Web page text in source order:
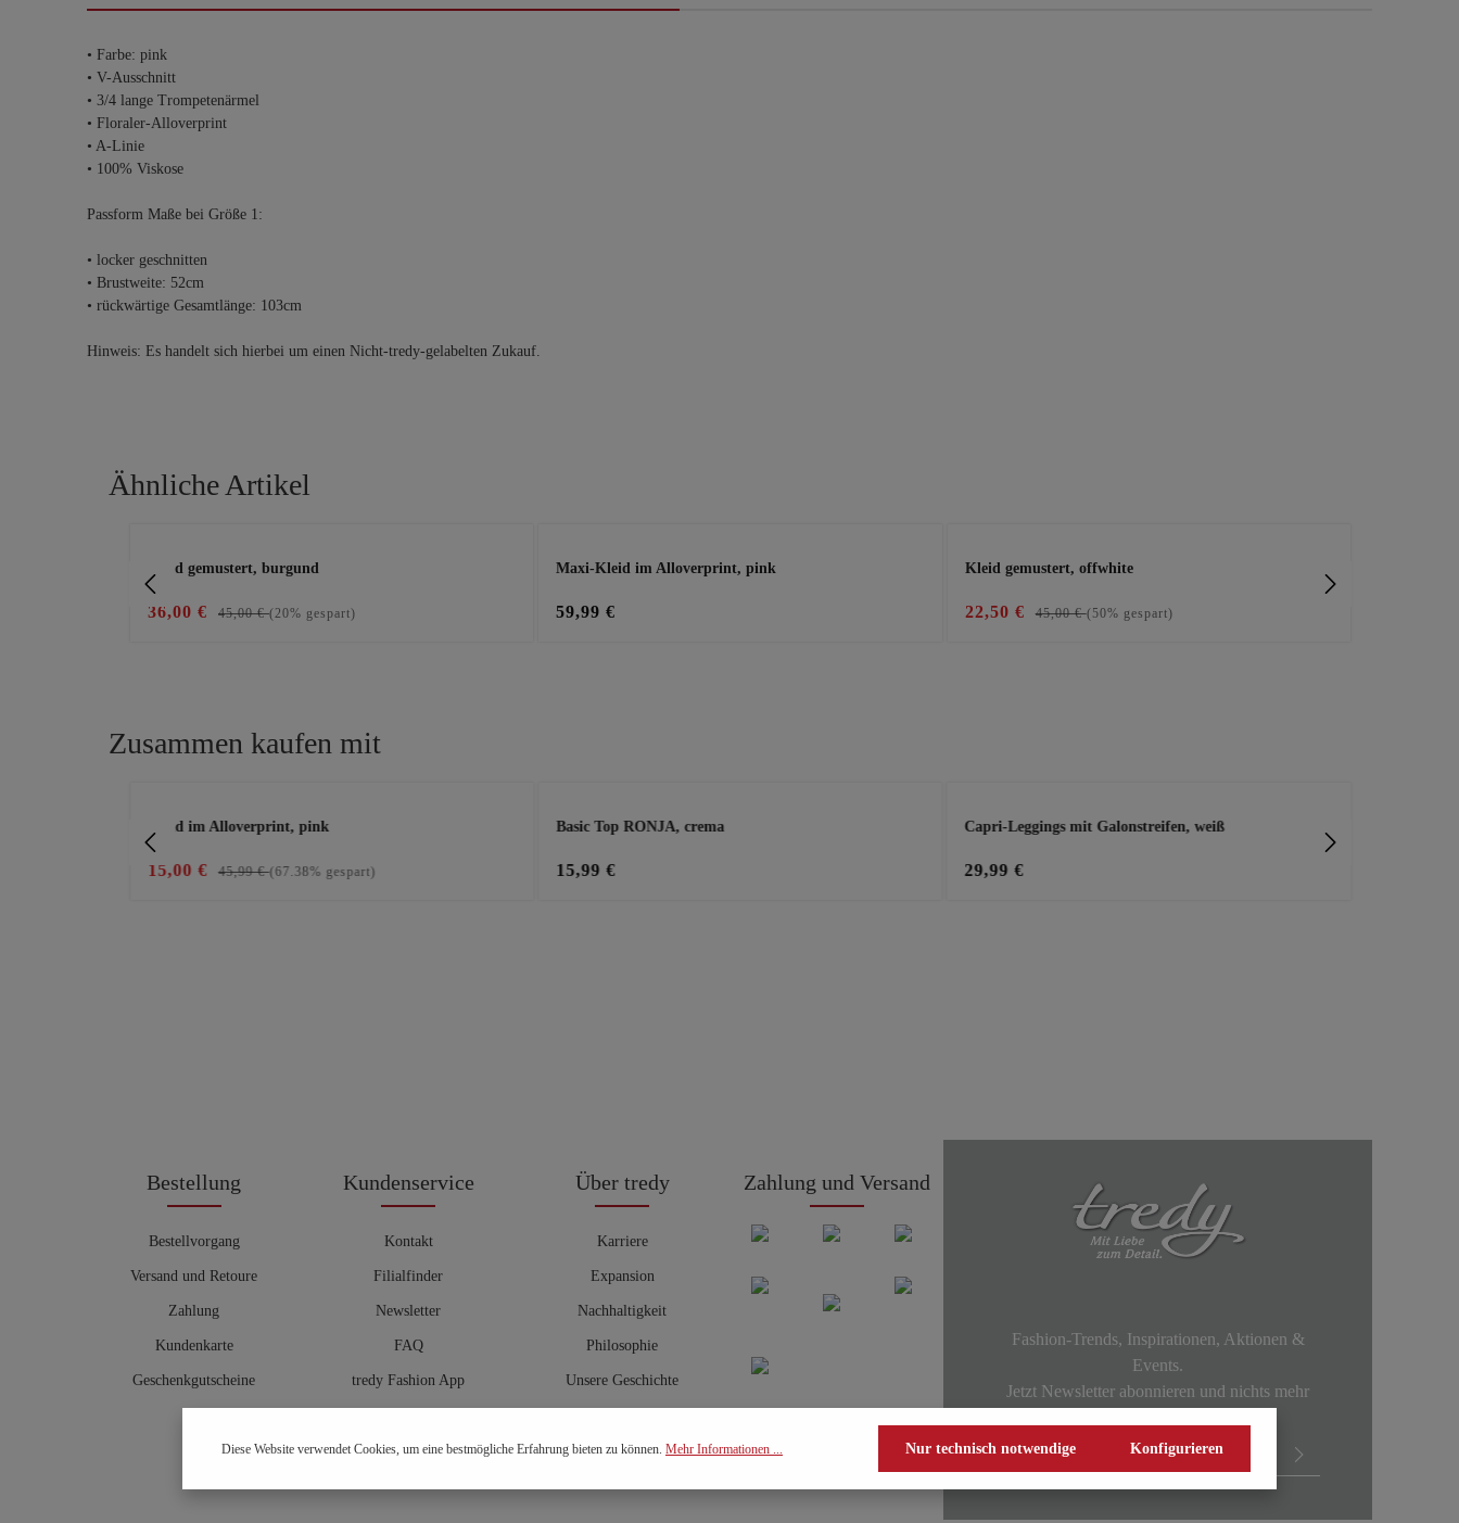
• Farbe: pink
• V-Ausschnitt
• 3/4 lange Trompetenärmel
• Floraler-Alloverprint
• A-Linie
• 100% Viskose
Passform Maße bei Größe 1:
• locker geschnitten
• Brustweite: 52cm
• rückwärtige Gesamtlänge: 103cm
Hinweis: Es handelt sich hierbei um einen Nicht-tredy-gelabelten Zukauf.
Ähnliche Artikel
Kleid gemustert, burgund
36,00 € 45,00 €(20% gespart)
Maxi-Kleid im Alloverprint, pink
59,99 €
Kleid gemustert, offwhite
22,50 € 45,00 €(50% gespart)
Zusammen kaufen mit
Kleid im Alloverprint, pink
15,00 € 45,99 €(67.38% gespart)
Basic Top RONJA, crema
15,99 €
Capri-Leggings mit Galonstreifen, weiß
29,99 €
Bestellung
Bestellvorgang
Versand und Retoure
Zahlung
Kundenkarte
Geschenkgutscheine
Kundenservice
Kontakt
Filialfinder
Newsletter
FAQ
tredy Fashion App
Hosenberater
Über tredy
Karriere
Expansion
Nachhaltigkeit
Philosophie
Unsere Geschichte
Zahlung und Versand
Fashion-Trends, Inspirationen, Aktionen &
Events.
Jetzt Newsletter abonnieren und nichts mehr
Diese Website verwendet Cookies, um eine bestmögliche Erfahrung bieten zu können. Mehr Informationen ... Nur technisch notwendige Konfigurieren